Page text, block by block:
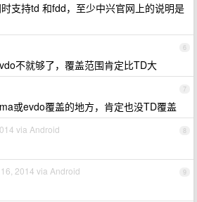
支持td 和fdd，至少中兴官网上的说明是
6
不就够了，覆盖范围肯定比TD大
7
或evdo覆盖的地方，肯定也没TD覆盖
8
via Android
9
2014 via Android